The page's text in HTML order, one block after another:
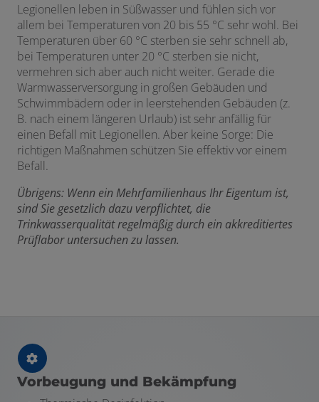
Legionellen leben in Süßwasser und fühlen sich vor
allem bei Temperaturen von 20 bis 55 °C sehr wohl. Bei
Temperaturen über 60 °C sterben sie sehr schnell ab,
bei Temperaturen unter 20 °C sterben sie nicht,
vermehren sich aber auch nicht weiter. Gerade die
Warmwasserversorgung in großen Gebäuden und
Schwimmbädern oder in leerstehenden Gebäuden (z.
B. nach einem längeren Urlaub) ist sehr anfällig für
einen Befall mit Legionellen. Aber keine Sorge: Die
richtigen Maßnahmen schützen Sie effektiv vor einem
Befall.
Übrigens: Wenn ein Mehrfamilienhaus Ihr Eigentum ist,
sind Sie gesetzlich dazu verpflichtet, die
Trinkwasserqualität regelmäßig durch ein akkreditiertes
Prüflabor untersuchen zu lassen.
Vorbeugung und Bekämpfung